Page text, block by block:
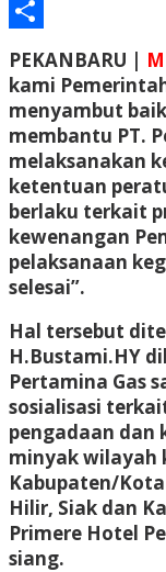
Email
PEKANBARU |
kami
menyambut
membantu PT.
melaksanakan
ketentuan
berlaku terkait
kewenangan
pelaksanaan
selesai”.
Hal tersebut
H.Bustami.HY
Pertamina Gas
sosialisasi
pengadaan dan
minyak wilayah
Kabupaten/
Hilir, Siak dan
Primere Hotel
siang.